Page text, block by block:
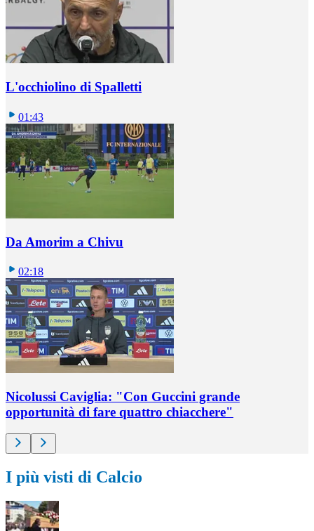
L'occhiolino di Spalletti
01:43
Da Amorim a Chivu
02:18
Nicolussi Caviglia: "Con Guccini grande
opportunità di fare quattro chiacchere"
I più visti di Calcio